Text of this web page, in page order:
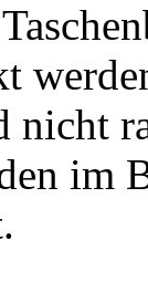
nicht
im